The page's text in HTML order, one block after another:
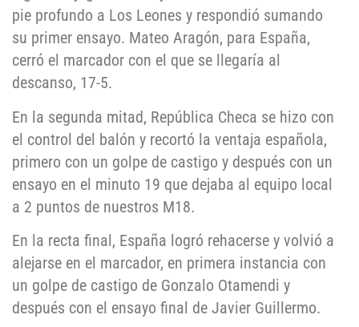
pie profundo a Los Leones y respondió sumando
su primer ensayo. Mateo Aragón, para España,
cerró el marcador con el que se llegaría al
descanso, 17-5.
En la segunda mitad, República Checa se hizo con
el control del balón y recortó la ventaja española,
primero con un golpe de castigo y después con un
ensayo en el minuto 19 que dejaba al equipo local
a 2 puntos de nuestros M18.
En la recta final, España logró rehacerse y volvió a
alejarse en el marcador, en primera instancia con
un golpe de castigo de Gonzalo Otamendi y
después con el ensayo final de Javier Guillermo.